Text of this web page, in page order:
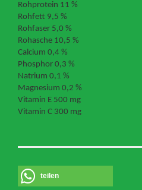
Rohprotein 11 %
Rohfett 9,5 %
Rohfaser 5,0 %
Rohasche 10,5 %
Calcium 0,4 %
Phosphor 0,3 %
Natrium 0,1 %
Magnesium 0,2 %
Vitamin E 500 mg
Vitamin C 300 mg
teilen